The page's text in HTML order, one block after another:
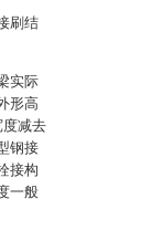
刷结
实际
形高
度减去
钢接
接构
一般